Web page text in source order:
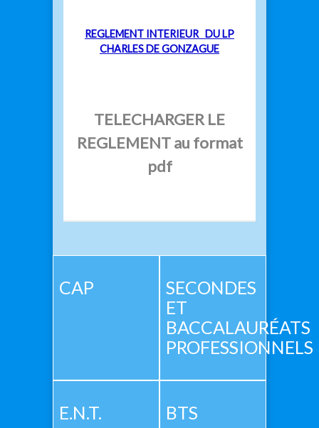
REGLEMENT INTERIEUR DU LP
CHARLES DE GONZAGUE
TELECHARGER LE
REGLEMENT au format
pdf
CAP
SECONDES
ET
BACCALAURÉATS
PROFESSIONNELS
E.N.T. BTS